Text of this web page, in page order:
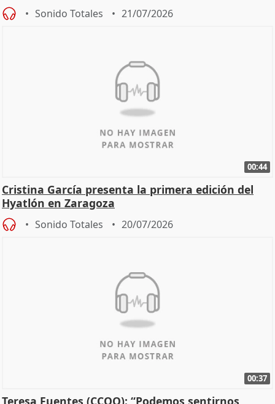
Sonido Totales 21/07/2026
00:44
Cristina García presenta la primera edición del
Hyatlón en Zaragoza
Sonido Totales 20/07/2026
00:37
Teresa Fuentes (CCOO): “Podemos sentirnos